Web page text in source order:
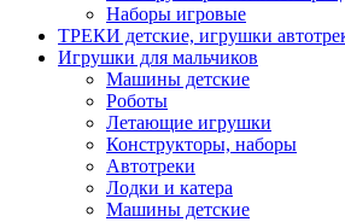
Наборы игровые
ТРЕКИ детские, игрушки
Игрушки для мальчиков
Машины детские
Роботы
Летающие игрушки
Конструкторы, наборы
Автотреки
Лодки и катера
Машины детские